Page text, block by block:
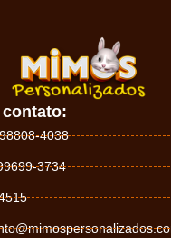
4038
3734